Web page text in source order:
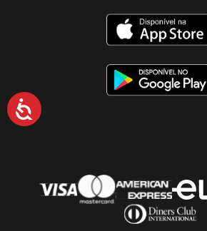
Acessibilidade